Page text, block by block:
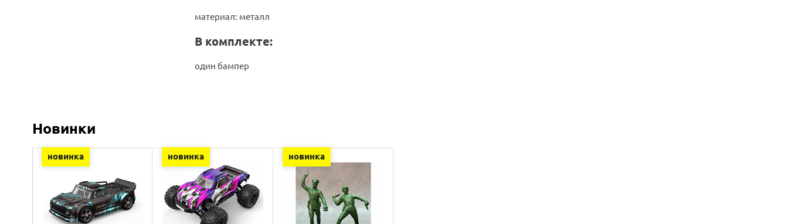
материал: металл
В комплекте:
один бампер
Новинки
новинка новинка новинка